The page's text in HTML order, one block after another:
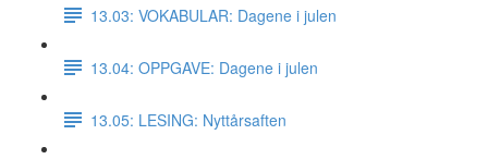
13.03: VOKABULAR: Dagene i julen
13.04: OPPGAVE: Dagene i julen
13.05: LESING: Nyttårsaften